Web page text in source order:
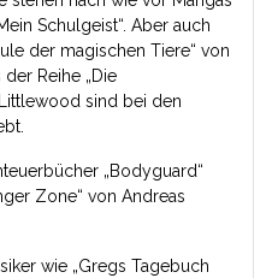
Schulgeist“. Aber auch
der magischen Tiere“ von
Reihe „Die
sind bei den
„Bodyguard“
Zone“ von Andreas
wie „Gregs Tagebuch